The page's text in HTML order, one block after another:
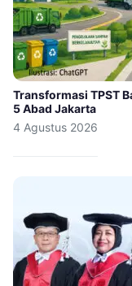
Transformasi TPST
5 Abad Jakarta
4 Agustus 2026